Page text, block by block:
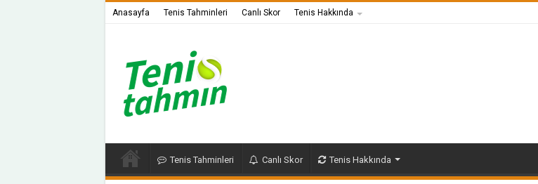
Anasayfa Tenis Tahminleri Canlı Skor Tenis Hakkında
Tenis Tahminleri Canlı Skor Tenis Hakkında